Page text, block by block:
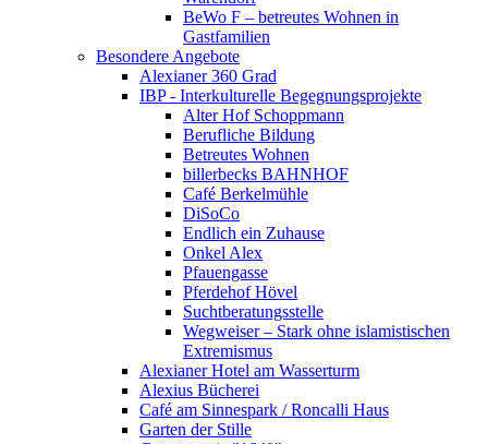
BeWo F – betreutes Wohnen in
Gastfamilien
Besondere Angebote
Alexianer 360 Grad
IBP - Interkulturelle Begegnungsprojekte
Alter Hof Schoppmann
Berufliche Bildung
Betreutes Wohnen
billerbecks BAHNHOF
Café Berkelmühle
DiSoCo
Endlich ein Zuhause
Onkel Alex
Pfauengasse
Pferdehof Hövel
Suchtberatungsstelle
Wegweiser – Stark ohne islamistischen
Extremismus
Alexianer Hotel am Wasserturm
Alexius Bücherei
Café am Sinnespark / Roncalli Haus
Garten der Stille